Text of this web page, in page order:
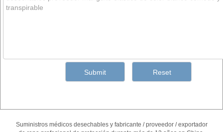
Suministros médicos desechables y fabricante / proveedor / exportador